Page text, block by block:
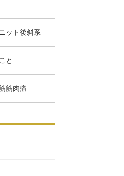
ット後斜系
と
筋肉痛